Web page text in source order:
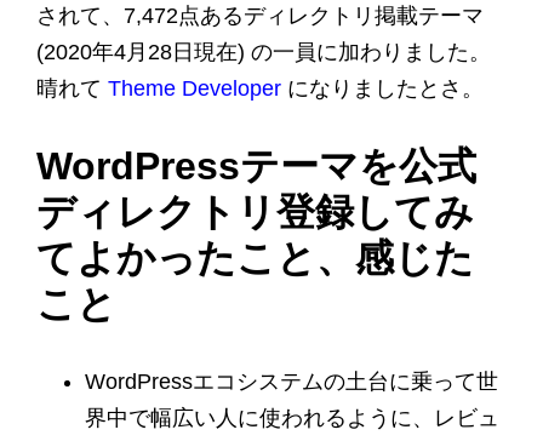
されて、7,472点あるディレクトリ掲載テーマ
(2020年4月28日現在) の一員に加わりました。
晴れて Theme Developer になりましたとさ。
WordPressテーマを公式
ディレクトリ登録してみ
てよかったこと、感じた
こと
WordPressエコシステムの土台に乗って世
界中で幅広い人に使われるように、レビュ